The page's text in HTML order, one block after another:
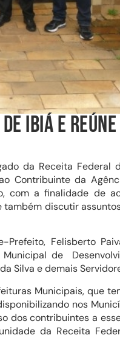
IBIÁ E
da Receita Federal
Contribuinte da
com a finalidade de
também discutir
Felisberto
de
Silva e demais
Municipais, que
nos
dos contribuintes a
da Receita